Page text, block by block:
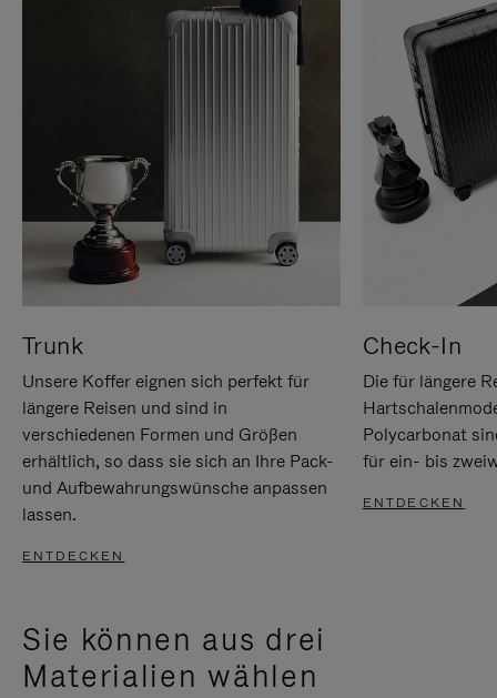
Trunk
Unsere Koffer eignen sich perfekt für
längere Reisen und sind in
verschiedenen Formen und Größen
erhältlich, so dass sie sich an Ihre Pack-
und Aufbewahrungswünsche anpassen
lassen.
ENTDECKEN
Check-In
Die für längere
Polycarbonat
für ein- bis
ENTDECKEN
Sie können aus drei
Materialien wählen